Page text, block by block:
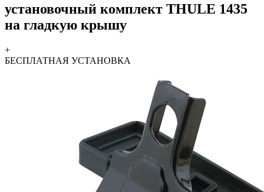
установочный комплект THULE 1435
на гладкую крышу
+
БЕСПЛАТНАЯ УСТАНОВКА